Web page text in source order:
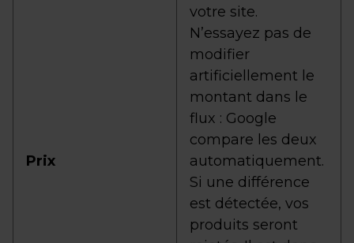
Prix
votre site.
N’essayez pas de
modifier
artificiellement le
montant dans le
flux : Google
compare les deux
automatiquement.
Si une différence
est détectée, vos
produits seront